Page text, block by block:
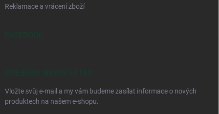
Reklamace a vrácení zboží
FACEBOOK
ODEBÍRAT NEWSLETTER
Vložte svůj e-mail a my vám budeme zasílat informace o nových
produktech na našem e-shopu.